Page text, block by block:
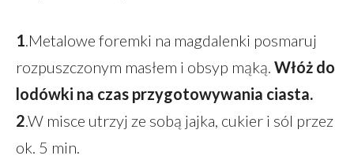
1.Metalowe foremki na magdalenki posmaruj
rozpuszczonym masłem i obsyp mąką. Włóż do
lodówki na czas przygotowywania ciasta.
2.W misce utrzyj ze sobą jajka, cukier i sól przez
ok. 5 min.